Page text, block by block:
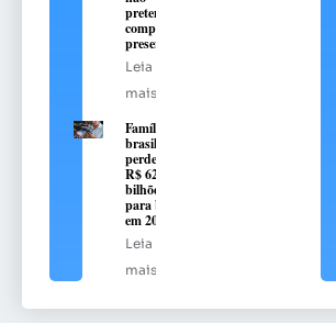
pretendem
comprar
presente
Leia
mais
Famílias
brasileiras
perderam
R$ 62,5
bilhões
para bets
em 2025
Leia
mais